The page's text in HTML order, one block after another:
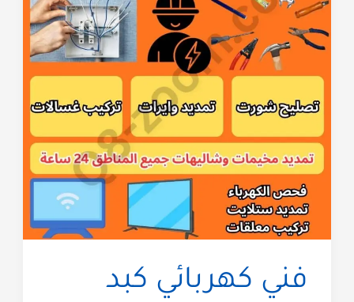
فني كهربائي كبد